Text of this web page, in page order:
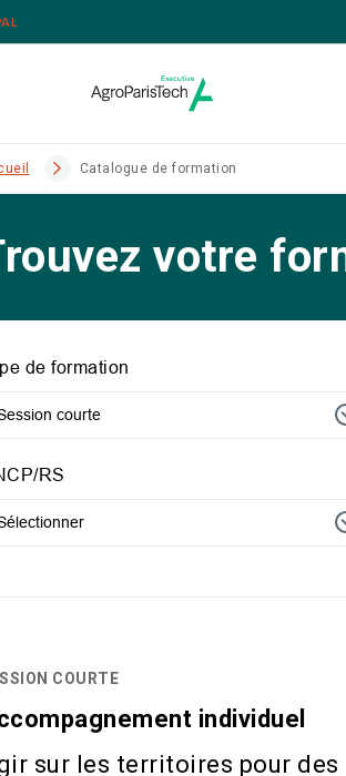
Catalogue de formation
votre
de formation
courte
RS
COURTE
individuel
sur les territoires pour